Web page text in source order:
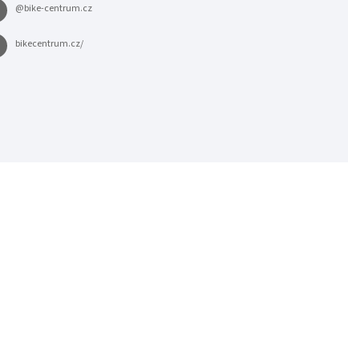
@bike-centrum.cz
bikecentrum.cz/